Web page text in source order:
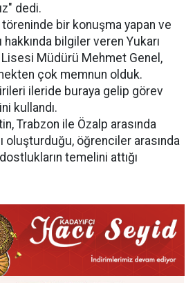
dedi.
töreninde bir konuşma yapan ve
bilgiler veren Yukarı
Müdürü Mehmet Genel,
çok memnun olduk.
ileride buraya gelip görev
kullandı.
Trabzon ile Özalp arasında
oluşturduğu, öğrenciler arasında
temelini attığı